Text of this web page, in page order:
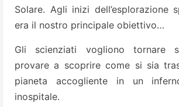
Solare. Agli inizi dell’esplorazione
era il nostro principale obiettivo…
Gli scienziati vogliono tornare
provare a scoprire come si sia
pianeta accogliente in un
inospitale.